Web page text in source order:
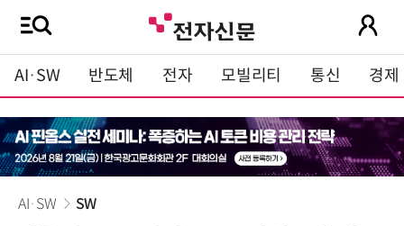
AI·SW 반도체 전자 모빌리티 통신 경제
AI·SW SW